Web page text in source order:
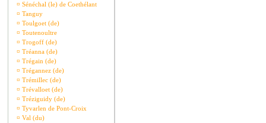
¤ Sénéchal (le) de Coethélant
¤ Tanguy
¤ Toulgoet (de)
¤ Toutenoultre
¤ Trogoff (de)
¤ Tréanna (de)
¤ Trégain (de)
¤ Trégannez (de)
¤ Trémillec (de)
¤ Trévalloet (de)
¤ Tréziguidy (de)
¤ Tyvarlen de Pont-Croix
¤ Val (du)